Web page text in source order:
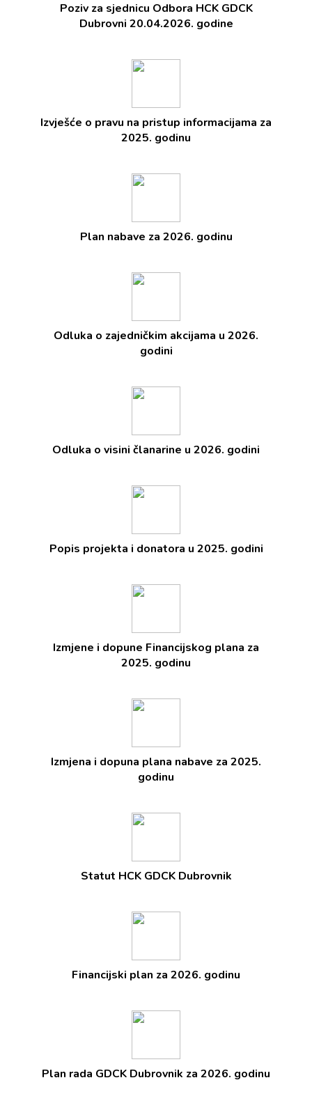
Poziv za sjednicu Odbora HCK GDCK
Dubrovni 20.04.2026. godine
Izvješće o pravu na pristup informacijama za
2025. godinu
Plan nabave za 2026. godinu
Odluka o zajedničkim akcijama u 2026.
godini
Odluka o visini članarine u 2026. godini
Popis projekta i donatora u 2025. godini
Izmjene i dopune Financijskog plana za
2025. godinu
Izmjena i dopuna plana nabave za 2025.
godinu
Statut HCK GDCK Dubrovnik
Financijski plan za 2026. godinu
Plan rada GDCK Dubrovnik za 2026. godinu